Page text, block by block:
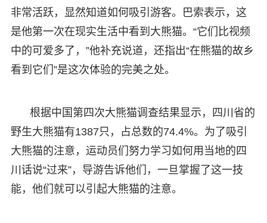
非常活跃，显然知道如何吸引游客。巴索表示，这
是他第一次在现实生活中看到大熊猫。“它们比视频
中的可爱多了，”他补充说道，还指出“在熊猫的故乡
看到它们”是这次体验的完美之处。
根据中国第四次大熊猫调查结果显示，四川省的
野生大熊猫有1387只，占总数的74.4%。为了吸引
大熊猫的注意，运动员们努力学习如何用当地的四
川话说“过来”，导游告诉他们，一旦掌握了这一技
能，他们就可以引起大熊猫的注意。